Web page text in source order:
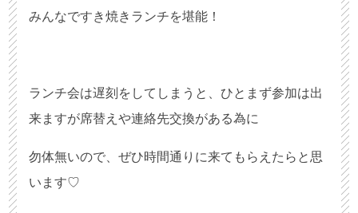
みんなですき焼きランチを堪能！
ランチ会は遅刻をしてしまうと、ひとまず参加は出
来ますが席替えや連絡先交換がある為に
勿体無いので、ぜひ時間通りに来てもらえたらと思
います♡